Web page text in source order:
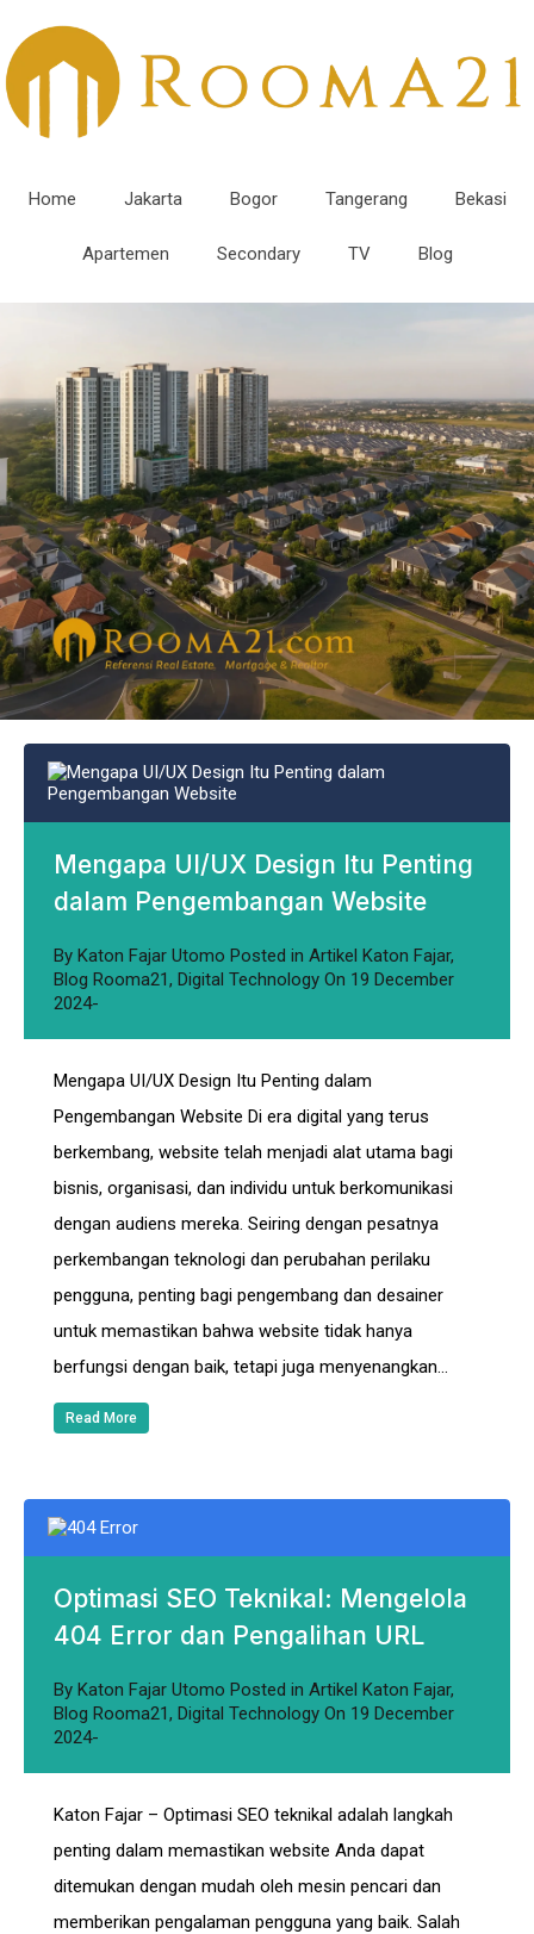
Home Jakarta Bogor Tangerang Bekasi
Apartemen Secondary TV Blog
Mengapa UI/UX Design Itu Penting
dalam Pengembangan Website
By Katon Fajar Utomo Posted in Artikel Katon Fajar,
Blog Rooma21, Digital Technology On 19 December
2024
Mengapa UI/UX Design Itu Penting dalam
Pengembangan Website Di era digital yang terus
berkembang, website telah menjadi alat utama bagi
bisnis, organisasi, dan individu untuk berkomunikasi
dengan audiens mereka. Seiring dengan pesatnya
perkembangan teknologi dan perubahan perilaku
pengguna, penting bagi pengembang dan desainer
untuk memastikan bahwa website tidak hanya
berfungsi dengan baik, tetapi juga menyenangkan…
Read More
Optimasi SEO Teknikal: Mengelola
404 Error dan Pengalihan URL
By Katon Fajar Utomo Posted in Artikel Katon Fajar,
Blog Rooma21, Digital Technology On 19 December
2024
Katon Fajar – Optimasi SEO teknikal adalah langkah
penting dalam memastikan website Anda dapat
ditemukan dengan mudah oleh mesin pencari dan
memberikan pengalaman pengguna yang baik. Salah